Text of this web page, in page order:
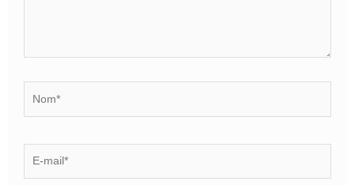
mail*